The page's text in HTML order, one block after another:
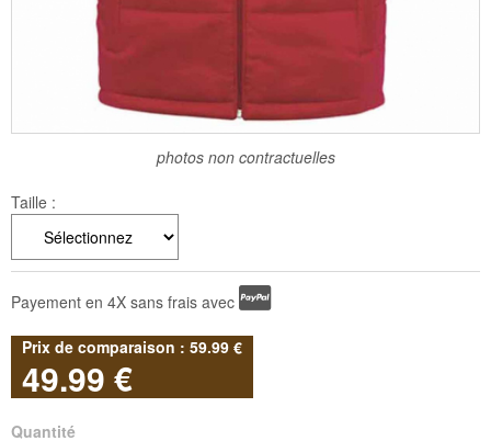
photos non contractuelles
Taille :
Payement en 4X sans frais avec
59.99 €
49.99 €
Quantité